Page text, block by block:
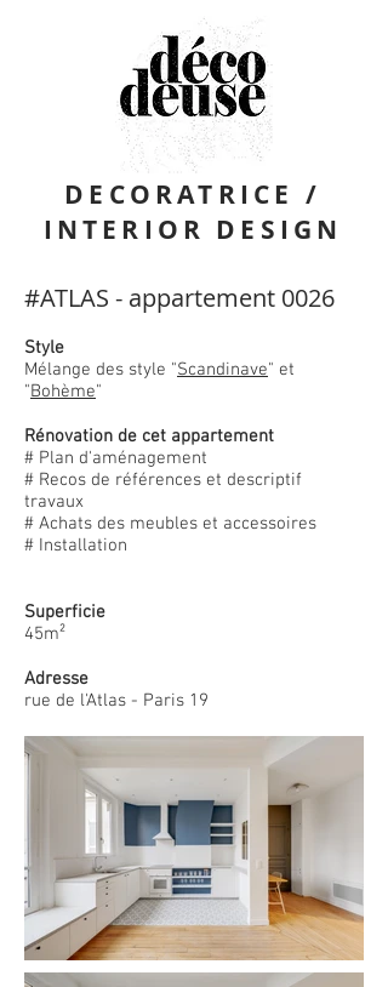
DECORATRICE /
INTERIOR DESIGN
#ATLAS - appartement 0026
Style
Mélange des style "Scandinave" et
"Bohème"
Rénovation de cet appartement
​# Plan d'aménagement
# Recos de références et descriptif
travaux
# Achats des meubles et accessoires
# Installation
Superficie
45m²
Adresse
rue de l'Atlas - Paris 19